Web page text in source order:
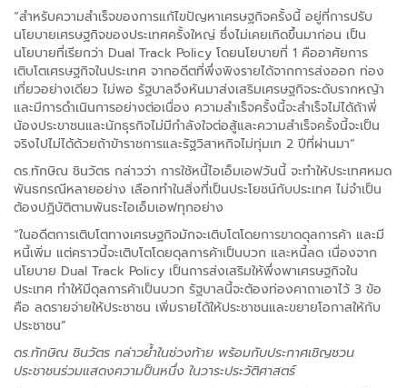
“สำหรับความสำเร็จของการแก้ไขปัญหาเศรษฐกิจครั้งนี้ อยู่ที่การปรับ
นโยบายเศรษฐกิจของประเทศครั้งใหญ่ ซึ่งไม่เคยเกิดขึ้นมาก่อน เป็น
นโยบายที่เรียกว่า Dual Track Policy โดยนโยบายที่ 1 คืออาศัยการ
เติบโตเศรษฐกิจในประเทศ จากอดีตที่พึ่งพิงรายได้จากการส่งออก ท่อง
เที่ยวอย่างเดียว ไม่พอ รัฐบาลจึงหันมาส่งเสริมเศรษฐกิจระดับรากหญ้า
และมีการดำเนินการอย่างต่อเนื่อง ความสำเร็จครั้งนี้จะสำเร็จไม่ได้ถ้าพี่
น้องประขาชนและนักธุรกิจไม่มีกำลังใจต่อสู้และความสำเร็จครั้งนี้จะเป็น
จริงไปไม่ได้ด้วยถ้าข้าราชการและรัฐวิสาหกิจไม่ทุ่มเท 2 ปีที่ผ่านมา”
ดร.ทักษิณ ชินวัตร กล่าวว่า การใช้หนี้ไอเอ็มเอฟวันนี้ จะทำให้ประเทศหมด
พันธกรณีหลายอย่าง เลือกทำในสิ่งที่เป็นประโยชน์กับประเทศ ไม่จำเป็น
ต้องปฏิบัติตามพันธะไอเอ็มเอฟทุกอย่าง
“ในอดีตการเติบโตทางเศรษฐกิจมักจะเติบโตโดยการขาดดุลการค้า และมี
หนี้เพิ่ม แต่คราวนี้จะเติบโตโดยดุลการค้าเป็นบวก และหนี้ลด เนื่องจาก
นโยบาย Dual Track Policy เป็นการส่งเสริมให้พึ่งพาเศรษฐกิจใน
ประเทศ ทำให้มีดุลการค้าเป็นบวก รัฐบาลนี้จะต้องท่องคาถาเอาไว้ 3 ข้อ
คือ ลดรายจ่ายให้ประชาชน เพิ่มรายได้ให้ประชาชนและขยายโอกาสให้กับ
ประชาชน”
ดร.ทักษิณ ชินวัตร กล่าวย้ำในช่วงท้าย พร้อมกับประกาศเชิญชวน
ประชาชนร่วมแสดงความป็นหนึ่ง ในวาระประวัติศาสตร์